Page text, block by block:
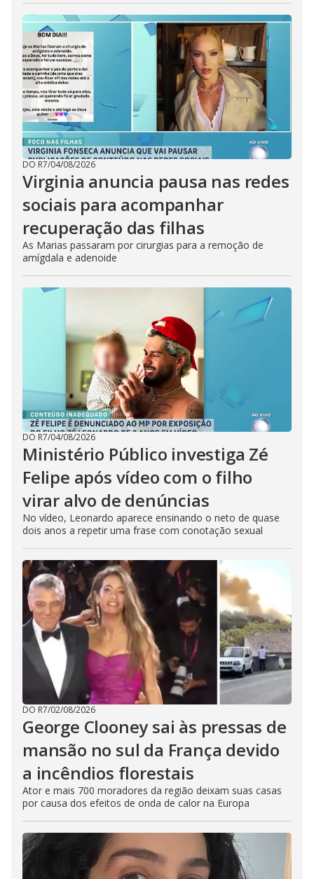
DO R7/04/08/2026
Virginia anuncia pausa nas redes
sociais para acompanhar
recuperação das filhas
As Marias passaram por cirurgias para a remoção de
amígdala e adenoide
DO R7/04/08/2026
Ministério Público investiga Zé
Felipe após vídeo com o filho
virar alvo de denúncias
No vídeo, Leonardo aparece ensinando o neto de quase
dois anos a repetir uma frase com conotação sexual
DO R7/02/08/2026
George Clooney sai às pressas de
mansão no sul da França devido
a incêndios florestais
Ator e mais 700 moradores da região deixam suas casas
por causa dos efeitos de onda de calor na Europa